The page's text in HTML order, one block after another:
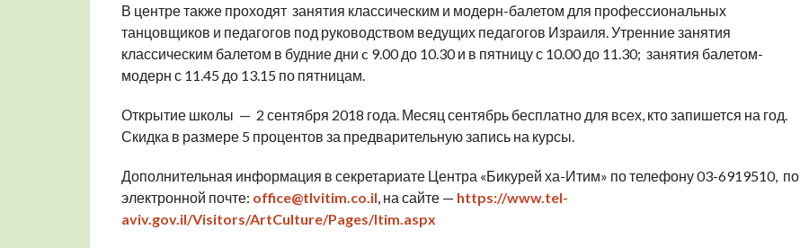
В центре также проходят занятия классическим и модерн-балетом для профессиональных
танцовщиков и педагогов под руководством ведущих педагогов Израиля. Утренние занятия
классическим балетом в будние дни c 9.00 до 10.30 и в пятницу с 10.00 до 11.30; занятия балетом-
модерн с 11.45 до 13.15 по пятницам.
Открытие школы — 2 сентября 2018 года. Месяц сентябрь бесплатно для всех, кто запишется на год.
Скидка в размере 5 процентов за предварительную запись на курсы.
Дополнительная информация в секретариате Центра «Бикурей ха-Итим» по телефону 03-6919510, по
электронной почте: office@tlvitim.co.il , на сайте — https://www.tel-
aviv.gov.il/Visitors/ArtCulture/Pages/Itim.aspx